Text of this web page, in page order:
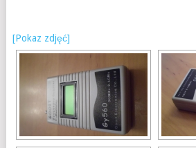
[Pokaz zdjęć]